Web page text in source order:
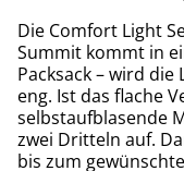
Die Comfort Light
Summit kommt in
Packsack – wird
eng. Ist das flache
selbstaufblasende
zwei Dritteln auf.
bis zum